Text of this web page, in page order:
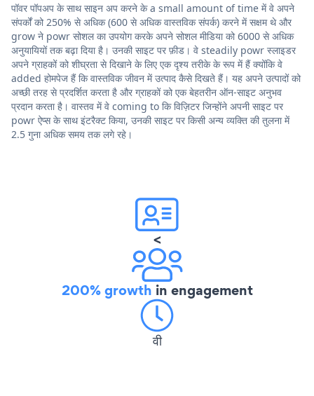
पॉवर पॉपअप के साथ साइन अप करने के a small amount of time में वे अपने
संपर्कों को 250% से अधिक (600 से अधिक वास्तविक संपर्क) करने में सक्षम थे और
grow ने powr सोशल का उपयोग करके अपने सोशल मीडिया को 6000 से अधिक
अनुयायियों तक बढ़ा दिया है। उनकी साइट पर फ़ीड। वे steadily powr स्लाइडर
अपने ग्राहकों को शीघ्रता से दिखाने के लिए एक दृश्य तरीके के रूप में हैं क्योंकि वे
added होमपेज हैं कि वास्तविक जीवन में उत्पाद कैसे दिखते हैं। यह अपने उत्पादों को
अच्छी तरह से प्रदर्शित करता है और ग्राहकों को एक बेहतरीन ऑन-साइट अनुभव
प्रदान करता है। वास्तव में वे coming to कि विज़िटर जिन्होंने अपनी साइट पर
powr ऐप्स के साथ इंटरैक्ट किया, उनकी साइट पर किसी अन्य व्यक्ति की तुलना में
2.5 गुना अधिक समय तक लगे रहे।
<
200% growth in engagement
वी